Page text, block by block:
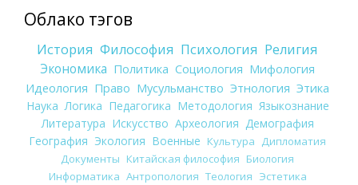
Облако тэгов
История Философия Психология Религия
Экономика Политика Социология Мифология
Идеология Право Мусульманство Этнология Этика
Наука Логика Педагогика Методология Языкознание
Литература Искусство Археология Демография
География Экология Военные Культура
Дипломатия
Документы Китайская философия Биология
Информатика Антропология Теология Эстетика